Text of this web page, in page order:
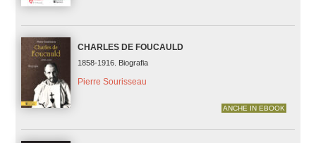
CHARLES DE FOUCAULD
1858-1916. Biografia
Pierre Sourisseau
ANCHE IN EBOOK